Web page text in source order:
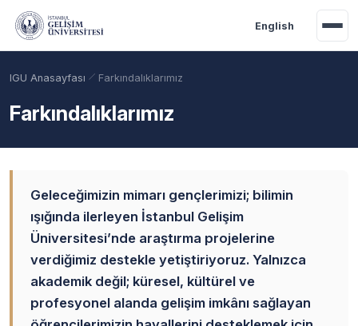
Ana içeriğe geç
English
IGU Anasayfası Farkındalıklarımız
Farkındalıklarımız
Geleceğimizin mimarı gençlerimizi; bilimin
ışığında ilerleyen İstanbul Gelişim
Üniversitesi’nde araştırma projelerine
verdiğimiz destekle yetiştiriyoruz. Yalnızca
akademik değil; küresel, kültürel ve
profesyonel alanda gelişim imkânı sağlayan